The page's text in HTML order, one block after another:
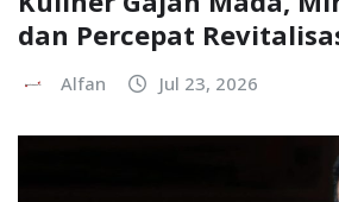
dan Percepat
Alfan Jul 23, 2026